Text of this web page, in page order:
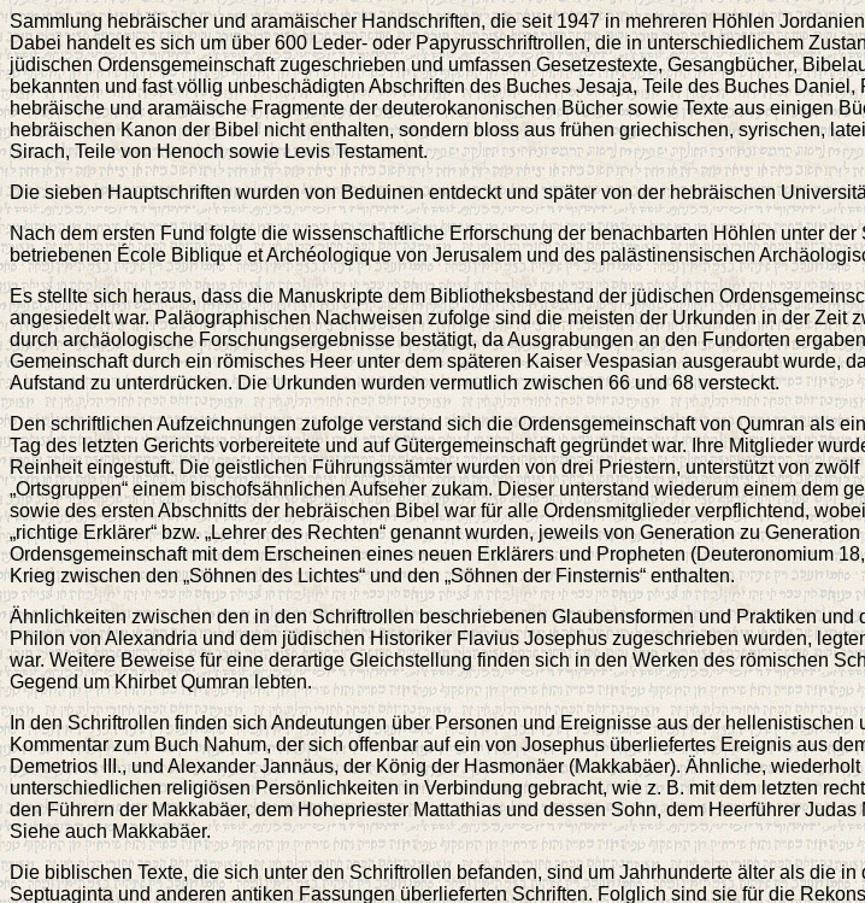
Sammlung hebräischer und aramäischer Handschriften, die seit 1947 in mehreren Höhlen
Dabei handelt es sich um über 600 Leder- oder Papyrusschriftrollen, die in unterschiedlichem
jüdischen Ordensgemeinschaft zugeschrieben und umfassen Gesetzestexte, Gesangbücher,
bekannten und fast völlig unbeschädigten Abschriften des Buches Jesaja, Teile des Buches
hebräische und aramäische Fragmente der deuterokanonischen Bücher sowie Texte aus einigen
hebräischen Kanon der Bibel nicht enthalten, sondern bloss aus frühen griechischen, syrischen,
Sirach, Teile von Henoch sowie Levis Testament.
Die sieben Hauptschriften wurden von Beduinen entdeckt und später von der hebräischen
Nach dem ersten Fund folgte die wissenschaftliche Erforschung der benachbarten Höhlen unter
betriebenen École Biblique et Archéologique von Jerusalem und des palästinensischen
Es stellte sich heraus, dass die Manuskripte dem Bibliotheksbestand der jüdischen
angesiedelt war. Paläographischen Nachweisen zufolge sind die meisten der Urkunden in der Zeit
durch archäologische Forschungsergebnisse bestätigt, da Ausgrabungen an den Fundorten
Gemeinschaft durch ein römisches Heer unter dem späteren Kaiser Vespasian ausgeraubt wurde,
Aufstand zu unterdrücken. Die Urkunden wurden vermutlich zwischen 66 und 68 versteckt.
Den schriftlichen Aufzeichnungen zufolge verstand sich die Ordensgemeinschaft von Qumran als
Tag des letzten Gerichts vorbereitete und auf Gütergemeinschaft gegründet war. Ihre Mitglieder
Reinheit eingestuft. Die geistlichen Führungssämter wurden von drei Priestern, unterstützt von
„Ortsgruppen“ einem bischofsähnlichen Aufseher zukam. Dieser unterstand wiederum einem dem
sowie des ersten Abschnitts der hebräischen Bibel war für alle Ordensmitglieder verpflichtend,
„richtige Erklärer“ bzw. „Lehrer des Rechten“ genannt wurden, jeweils von Generation zu
Ordensgemeinschaft mit dem Erscheinen eines neuen Erklärers und Propheten (Deuteronomium
Krieg zwischen den „Söhnen des Lichtes“ und den „Söhnen der Finsternis“ enthalten.
Ähnlichkeiten zwischen den in den Schriftrollen beschriebenen Glaubensformen und Praktiken
Philon von Alexandria und dem jüdischen Historiker Flavius Josephus zugeschrieben wurden,
war. Weitere Beweise für eine derartige Gleichstellung finden sich in den Werken des römischen
Gegend um Khirbet Qumran lebten.
In den Schriftrollen finden sich Andeutungen über Personen und Ereignisse aus der
Kommentar zum Buch Nahum, der sich offenbar auf ein von Josephus überliefertes Ereignis aus
Demetrios III., und Alexander Jannäus, der König der Hasmonäer (Makkabäer). Ähnliche,
unterschiedlichen religiösen Persönlichkeiten in Verbindung gebracht, wie z. B. mit dem letzten
den Führern der Makkabäer, dem Hohepriester Mattathias und dessen Sohn, dem Heerführer
Siehe auch Makkabäer.
Die biblischen Texte, die sich unter den Schriftrollen befanden, sind um Jahrhunderte älter als die
Septuaginta und anderen antiken Fassungen überlieferten Schriften. Folglich sind sie für die